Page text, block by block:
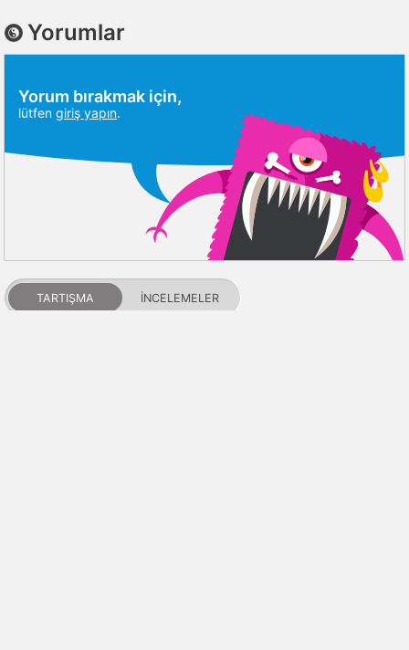
Yorumlar
Yorum bırakmak için,
lütfen giriş yapın.
TARTIŞMA İNCELEMELER